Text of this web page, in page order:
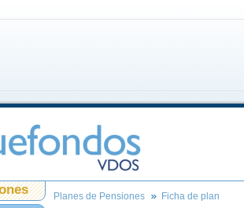
Planes de Pensiones Ficha de plan